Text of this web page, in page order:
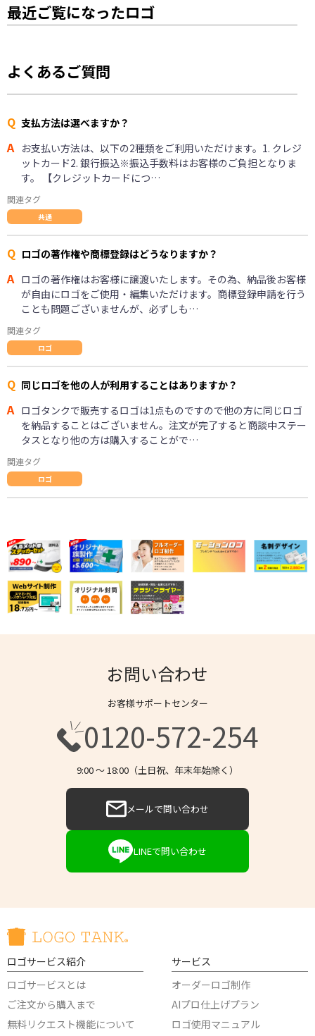
最近ご覧になったロゴ
よくあるご質問
Q 支払方法は選べますか？
A お支払い方法は、以下の2種類をご利用いただけます。1. クレジ
ットカード2. 銀行振込※振込手数料はお客様のご負担となりま
す。 【クレジットカードにつ…
関連タグ
共通
Q ロゴの著作権や商標登録はどうなりますか？
A ロゴの著作権はお客様に譲渡いたします。その為、納品後お客様
が自由にロゴをご使用・編集いただけます。商標登録申請を行う
ことも問題ございませんが、必ずしも…
関連タグ
ロゴ
Q 同じロゴを他の人が利用することはありますか？
A ロゴタンクで販売するロゴは1点ものですので他の方に同じロゴ
を納品することはございません。注文が完了すると商談中ステー
タスとなり他の方は購入することがで…
関連タグ
ロゴ
お問い合わせ
お客様サポートセンター
0120-572-254
9:00 〜 18:00（土日祝、年末年始除く）
メールで問い合わせ
LINEで問い合わせ
ロゴサービス紹介
ロゴサービスとは
ご注文から購入まで
無料リクエスト機能について
サービス
オーダーロゴ制作
AIプロ仕上げプラン
ロゴ使用マニュアル